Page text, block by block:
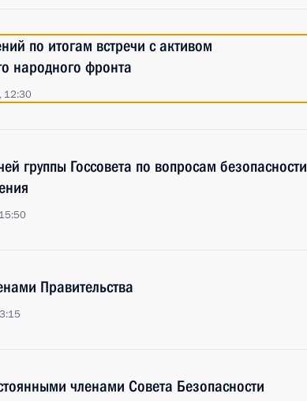
по итогам встречи с активом
народного фронта
12:30
группы Госсовета по вопросам безопасности
Правительства
членами Совета Безопасности